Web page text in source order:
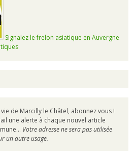
Signalez le frelon asiatique en Auvergne
de Marcilly le Châtel, abonnez vous !
une alerte à chaque nouvel article
Votre adresse ne sera pas utilisée
un autre usage.